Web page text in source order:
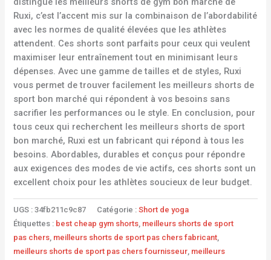
Ruxi, c’est l’accent mis sur la combinaison de l’abordabilité
avec les normes de qualité élevées que les athlètes
attendent. Ces shorts sont parfaits pour ceux qui veulent
maximiser leur entraînement tout en minimisant leurs
dépenses. Avec une gamme de tailles et de styles, Ruxi
vous permet de trouver facilement les meilleurs shorts de
sport bon marché qui répondent à vos besoins sans
sacrifier les performances ou le style. En conclusion, pour
tous ceux qui recherchent les meilleurs shorts de sport
bon marché, Ruxi est un fabricant qui répond à tous les
besoins. Abordables, durables et conçus pour répondre
aux exigences des modes de vie actifs, ces shorts sont un
excellent choix pour les athlètes soucieux de leur budget.
UGS :34fb211c9c87 Catégorie :Short de yoga
Étiquettes : best cheap gym shorts, meilleurs shorts de sport
pas chers, meilleurs shorts de sport pas chers fabricant,
meilleurs shorts de sport pas chers fournisseur, meilleurs